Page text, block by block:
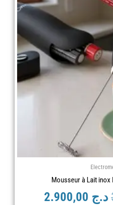
Mousseur à Lait inox
initial
était :
د.ج 3.500,00.
د.ج
actuel
est :
د.ج 2.900,00.